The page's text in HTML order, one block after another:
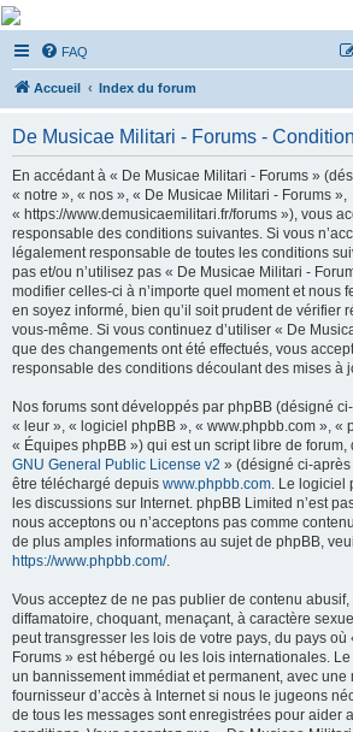
De Musicae Militari -
Forums
Forums de discussions
FAQ
Accueil Index du forum
De Musicae Militari - Forums -
En accédant à « De Musicae Militari - Forums »
« notre », « nos », « De Musicae Militari - Forums »,
« https://www.demusicaemilitari.fr/forums »), vous
responsable des conditions suivantes. Si vous
légalement responsable de toutes les conditions
pas et/ou n’utilisez pas « De Musicae Militari -
modifier celles-ci à n’importe quel moment et nous
en soyez informé, bien qu’il soit prudent de vérifier
vous-même. Si vous continuez d’utiliser « De
que des changements ont été effectués, vous
responsable des conditions découlant des mises à
Nos forums sont développés par phpBB (désigné
« leur », « logiciel phpBB », « www.phpbb.com », «
« Équipes phpBB ») qui est un script libre de
GNU General Public License v2 » (désigné ci-
être téléchargé depuis www.phpbb.com. Le logiciel
les discussions sur Internet. phpBB Limited n’est
nous acceptons ou n’acceptons pas comme
de plus amples informations au sujet de phpBB,
https://www.phpbb.com/.
Vous acceptez de ne pas publier de contenu
diffamatoire, choquant, menaçant, à caractère
peut transgresser les lois de votre pays, du pays
Forums » est hébergé ou les lois internationales.
un bannissement immédiat et permanent, avec une
fournisseur d’accès à Internet si nous le jugeons
de tous les messages sont enregistrées pour aider